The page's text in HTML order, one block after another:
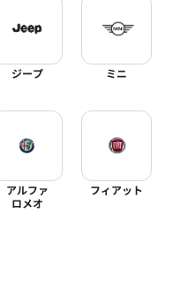
ジープ ミニ
アルファ
ロメオ
フィアット